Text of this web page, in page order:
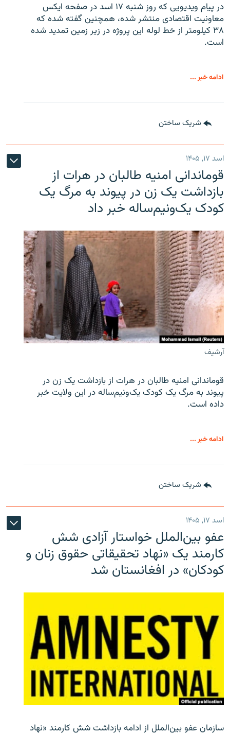
در پیام ویدیویی که روز شنبه ۱۷ اسد در صفحه ایکس
معاونیت اقتصادی منتشر شده، همچنین گفته شده که
۳۸ کیلومتر از خط لوله این پروژه در زیر زمین تمدید شده
است.
ادامه خبر ...
شریک ساختن
اسد ۱۷, ۱۴۰۵
قوماندانی امنیه طالبان در هرات از
بازداشت یک زن در پیوند به مرگ یک
کودک یک‌ونیم‌ساله خبر داد
آرشیف
قوماندانی امنیه طالبان در هرات از بازداشت یک زن در
پیوند به مرگ یک کودک یک‌ونیم‌ساله در این ولایت خبر
داده است.
ادامه خبر ...
شریک ساختن
اسد ۱۷, ۱۴۰۵
عفو بین‌الملل خواستار آزادی شش
کارمند یک «نهاد تحقیقاتی حقوق زنان و
کودکان» در افغانستان شد
سازمان عفو بین‌الملل از ادامه بازداشت شش کارمند «نهاد